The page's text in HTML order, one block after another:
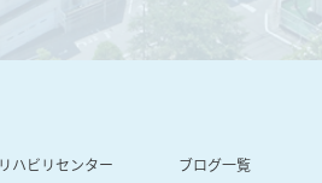
ハビリセンター ブログ一覧